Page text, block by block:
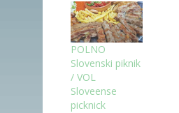
POLNO
Slovenski piknik
/ VOL
Sloveense
picknick